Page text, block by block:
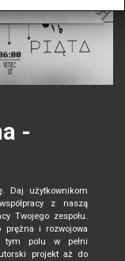
-
Daj użytkownikom
z naszą
Twojego zespołu.
prężna i rozwojowa
tym polu w pełni
projekt aż do